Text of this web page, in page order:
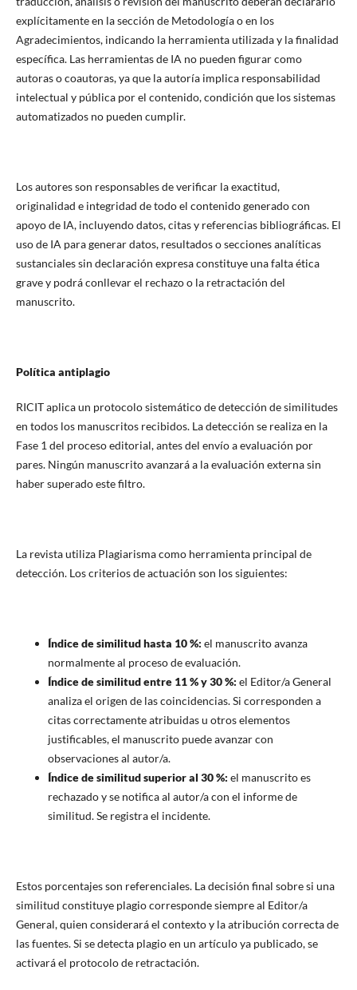
explícitamente en la sección de Metodología o en los
Agradecimientos, indicando la herramienta utilizada y la finalidad
específica. Las herramientas de IA no pueden figurar como
autoras o coautoras, ya que la autoría implica responsabilidad
intelectual y pública por el contenido, condición que los sistemas
automatizados no pueden cumplir.
Los autores son responsables de verificar la exactitud,
originalidad e integridad de todo el contenido generado con
apoyo de IA, incluyendo datos, citas y referencias bibliográficas. El
uso de IA para generar datos, resultados o secciones analíticas
sustanciales sin declaración expresa constituye una falta ética
grave y podrá conllevar el rechazo o la retractación del
manuscrito.
Política antiplagio
RICIT aplica un protocolo sistemático de detección de similitudes
en todos los manuscritos recibidos. La detección se realiza en la
Fase 1 del proceso editorial, antes del envío a evaluación por
pares. Ningún manuscrito avanzará a la evaluación externa sin
haber superado este filtro.
La revista utiliza Plagiarisma como herramienta principal de
detección. Los criterios de actuación son los siguientes:
Índice de similitud hasta 10 %: el manuscrito avanza
normalmente al proceso de evaluación.
Índice de similitud entre 11 % y 30 %: el Editor/a General
analiza el origen de las coincidencias. Si corresponden a
citas correctamente atribuidas u otros elementos
justificables, el manuscrito puede avanzar con
observaciones al autor/a.
Índice de similitud superior al 30 %: el manuscrito es
rechazado y se notifica al autor/a con el informe de
similitud. Se registra el incidente.
Estos porcentajes son referenciales. La decisión final sobre si una
similitud constituye plagio corresponde siempre al Editor/a
General, quien considerará el contexto y la atribución correcta de
las fuentes. Si se detecta plagio en un artículo ya publicado, se
activará el protocolo de retractación.